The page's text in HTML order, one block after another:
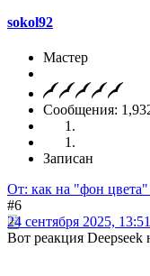
sokol92
Мастер
Сообщения:
Записан
От: как на "фон цвета"
#6
24 сентября 2025, 13:51
Вот реакция Deepseek